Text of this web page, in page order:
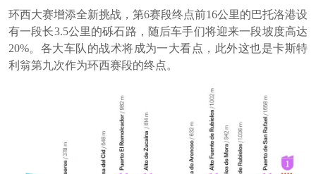
环西大赛增添全新挑战，第6赛段终点前16公里的巴托洛港设
有一段长3.5公里的砾石路，随后车手们将迎来一段坡度高达
20%。各大车队的战术将成为一大看点，此外这也是卡斯特
利翁第九次作为环西赛段的终点。